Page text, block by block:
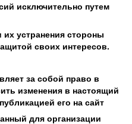
исключительно путем
их устранения стороны
своих интересов.
за собой право в
изменения в настоящий
его на сайт
для организации